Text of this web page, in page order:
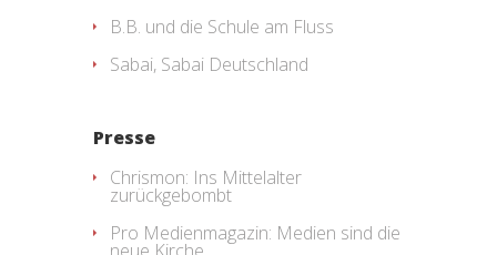
B.B. und die Schule am Fluss
Sabai, Sabai Deutschland
Presse
Chrismon: Ins Mittelalter
zurückgebombt
Pro Medienmagazin: Medien sind die